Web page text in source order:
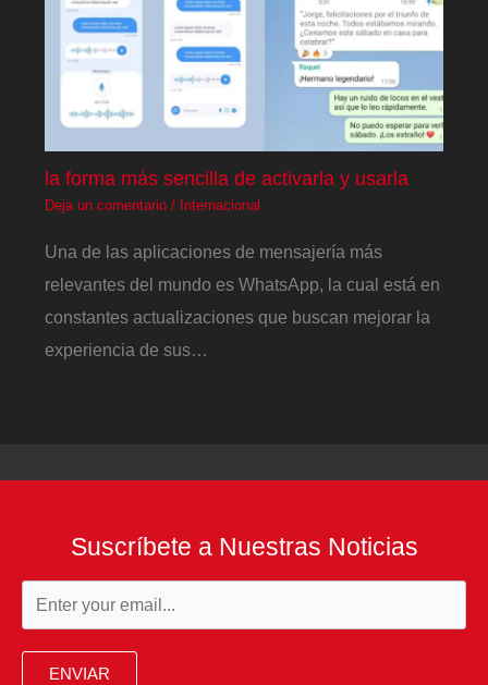
la forma más sencilla de activarla y usarla
Deja un comentario / Internacional
Una de las aplicaciones de mensajería más
relevantes del mundo es WhatsApp, la cual está en
constantes actualizaciones que buscan mejorar la
experiencia de sus…
Suscríbete a Nuestras Noticias
ENVIAR